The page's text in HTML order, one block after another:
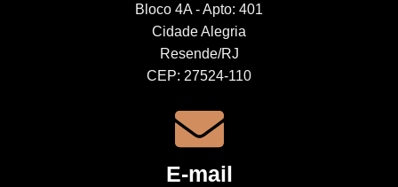
Bloco 4A - Apto: 401
Cidade Alegria
Resende/RJ
CEP: 27524-110
E-mail